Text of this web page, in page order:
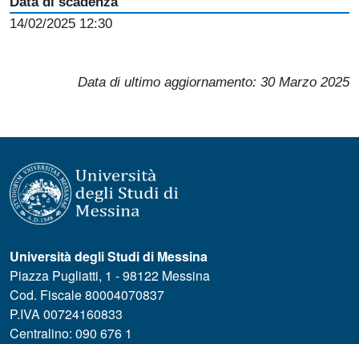
14/02/2025 12:30
Data di ultimo aggiornamento: 30 Marzo 2025
Università degli Studi di Messina
Piazza Pugliatti, 1 - 98122 Messina
Cod. Fiscale 80004070837
P.IVA 00724160833
Centralino: 090 676 1